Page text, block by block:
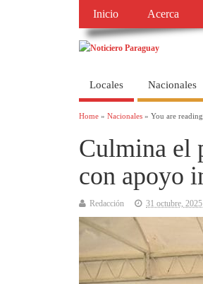
Inicio Acerca
Locales Nacionales
Home » Nacionales » You are
Culmina el
con apoyo
Redacción 31 octubre, 2025